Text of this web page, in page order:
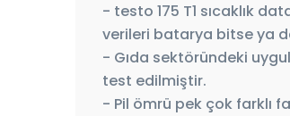
- testo 175 T1 sıcaklık
verileri batarya bitse ya
- Gıda sektöründeki
test edilmiştir.
- Pil ömrü pek çok farklı